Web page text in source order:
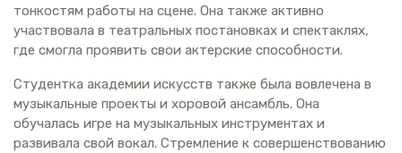
тонкостям работы на сцене. Она также активно
участвовала в театральных постановках и спектаклях,
где смогла проявить свои актерские способности.
Студентка академии искусств также была вовлечена в
музыкальные проекты и хоровой ансамбль. Она
обучалась игре на музыкальных инструментах и
развивала свой вокал. Стремление к совершенствованию